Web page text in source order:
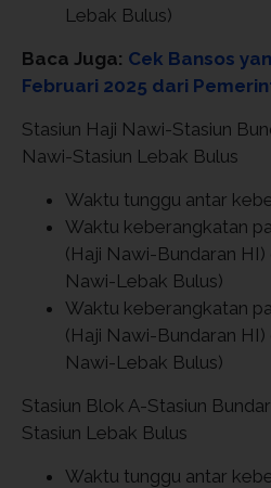
Lebak Bulus)
Baca Juga: Cek Bansos
Februari 2025 dari
Stasiun Haji Nawi-Stasiun
Nawi-Stasiun Lebak Bulus
Waktu tunggu antar
Waktu keberangkatan
(Haji Nawi-Bundaran HI)
Nawi-Lebak Bulus)
Waktu keberangkatan
(Haji Nawi-Bundaran HI)
Nawi-Lebak Bulus)
Stasiun Blok A-Stasiun
Stasiun Lebak Bulus
Waktu tunggu antar